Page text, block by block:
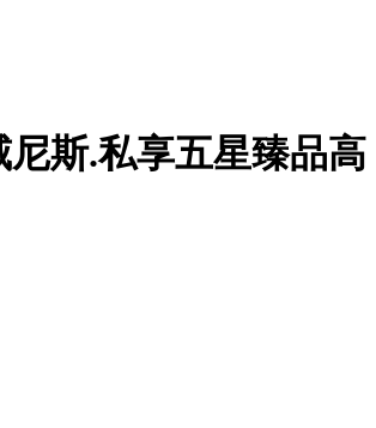
尼斯.私享五星臻品高